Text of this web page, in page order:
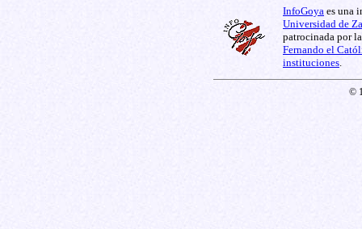
InfoGoya es una
Universidad de
patrocinada por
Fernando el
instituciones
©